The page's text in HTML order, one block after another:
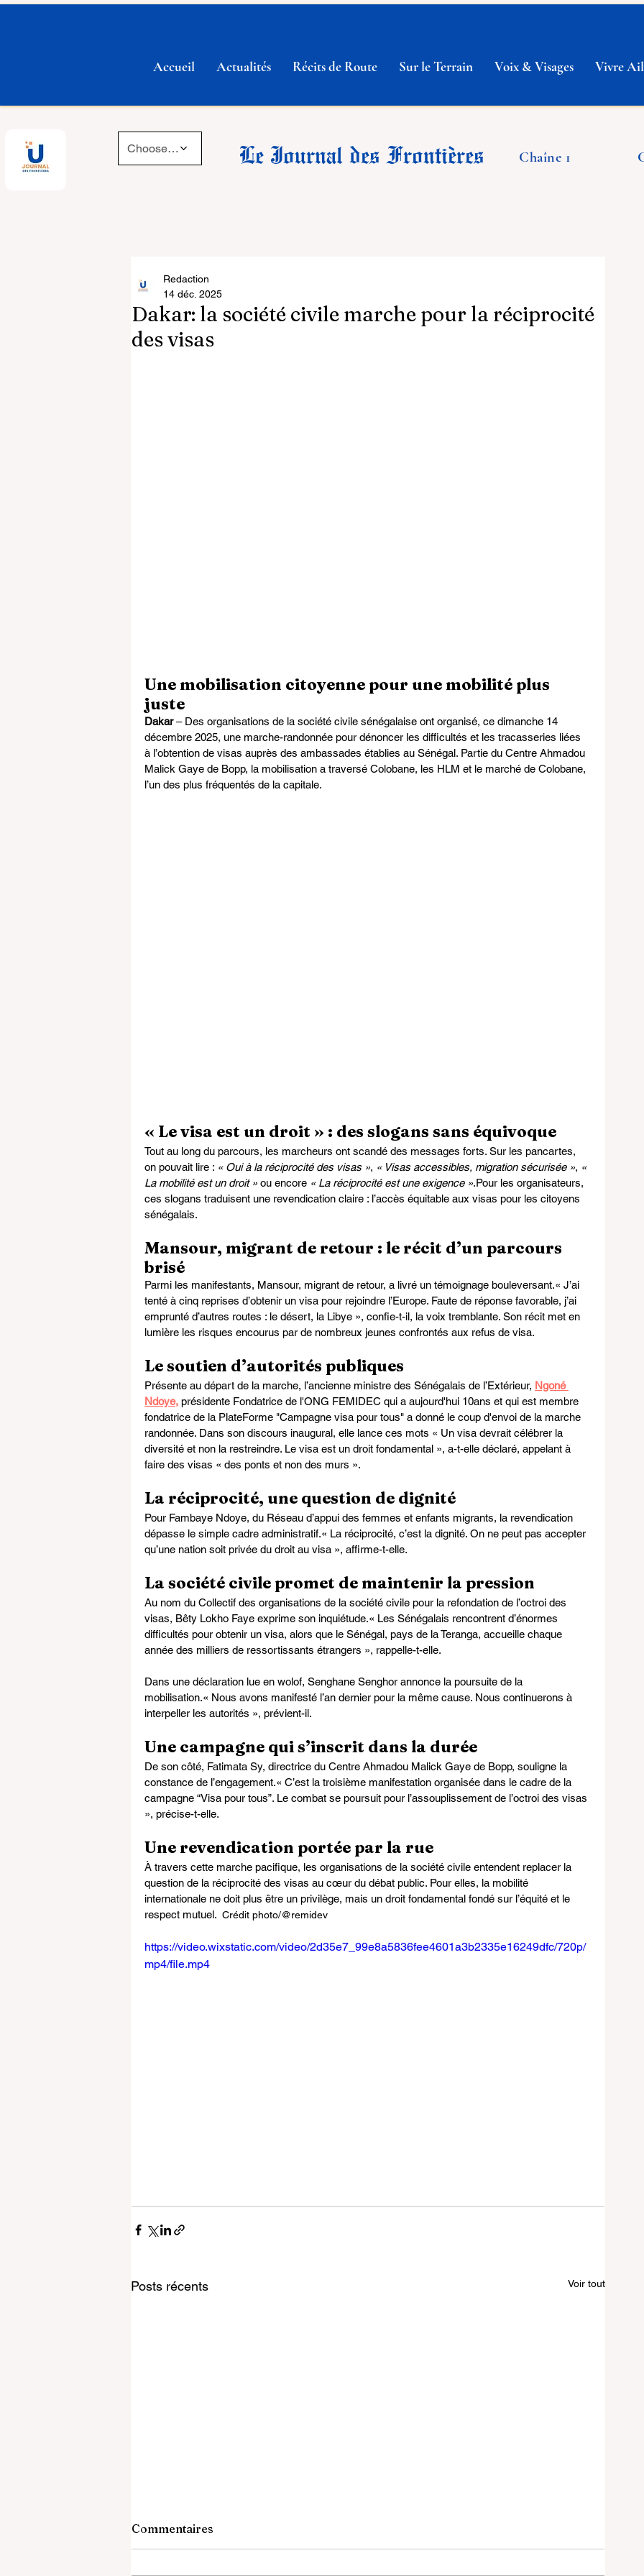
Accueil Actualités Récits de Route Sur le Terrain Voix & Visages Vivre
Choose a time Le Journal des Frontières Chaîne 1
Dakar: la société civile marche pour la réciprocité
des visas
Redaction
14 déc. 2025
Une mobilisation citoyenne pour une mobilité plus
juste
Dakar – Des organisations de la société civile sénégalaise ont organisé, ce dimanche 14
décembre 2025, une marche-randonnée pour dénoncer les difficultés et les tracasseries liées
à l’obtention de visas auprès des ambassades établies au Sénégal. Partie du Centre Ahmadou
Malick Gaye de Bopp, la mobilisation a traversé Colobane, les HLM et le marché de Colobane,
l’un des plus fréquentés de la capitale.
« Le visa est un droit » : des slogans sans équivoque
Tout au long du parcours, les marcheurs ont scandé des messages forts. Sur les pancartes,
on pouvait lire : « Oui à la réciprocité des visas », « Visas accessibles, migration sécurisée », «
La mobilité est un droit » ou encore « La réciprocité est une exigence ».Pour les organisateurs,
ces slogans traduisent une revendication claire : l’accès équitable aux visas pour les citoyens
sénégalais.
Mansour, migrant de retour : le récit d’un parcours
brisé
Parmi les manifestants, Mansour, migrant de retour, a livré un témoignage bouleversant.« J’ai
tenté à cinq reprises d’obtenir un visa pour rejoindre l’Europe. Faute de réponse favorable, j’ai
emprunté d’autres routes : le désert, la Libye », confie-t-il, la voix tremblante. Son récit met en
lumière les risques encourus par de nombreux jeunes confrontés aux refus de visa.
Le soutien d’autorités publiques
Présente au départ de la marche, l’ancienne ministre des Sénégalais de l’Extérieur, Ngoné
Ndoye, présidente Fondatrice de l'ONG FEMIDEC qui a aujourd'hui 10ans et qui est membre
fondatrice de la PlateForme "Campagne visa pour tous" a donné le coup d'envoi de la marche
randonnée. Dans son discours inaugural, elle lance ces mots « Un visa devrait célébrer la
diversité et non la restreindre. Le visa est un droit fondamental », a-t-elle déclaré, appelant à
faire des visas « des ponts et non des murs ».
La réciprocité, une question de dignité
Pour Fambaye Ndoye, du Réseau d’appui des femmes et enfants migrants, la revendication
dépasse le simple cadre administratif.« La réciprocité, c’est la dignité. On ne peut pas accepter
qu’une nation soit privée du droit au visa », affirme-t-elle.
La société civile promet de maintenir la pression
Au nom du Collectif des organisations de la société civile pour la refondation de l’octroi des
visas, Bêty Lokho Faye exprime son inquiétude.« Les Sénégalais rencontrent d’énormes
difficultés pour obtenir un visa, alors que le Sénégal, pays de la Teranga, accueille chaque
année des milliers de ressortissants étrangers », rappelle-t-elle.
Dans une déclaration lue en wolof, Senghane Senghor annonce la poursuite de la
mobilisation.« Nous avons manifesté l’an dernier pour la même cause. Nous continuerons à
interpeller les autorités », prévient-il.
Une campagne qui s’inscrit dans la durée
De son côté, Fatimata Sy, directrice du Centre Ahmadou Malick Gaye de Bopp, souligne la
constance de l’engagement.« C’est la troisième manifestation organisée dans le cadre de la
campagne “Visa pour tous”. Le combat se poursuit pour l’assouplissement de l’octroi des visas
», précise-t-elle.
Une revendication portée par la rue
À travers cette marche pacifique, les organisations de la société civile entendent replacer la
question de la réciprocité des visas au cœur du débat public. Pour elles, la mobilité
internationale ne doit plus être un privilège, mais un droit fondamental fondé sur l’équité et le
respect mutuel. Crédit photo/@remidev
https://video.wixstatic.com/video/2d35e7_99e8a5836fee4601a3b2335e16249dfc/720p/
mp4/file.mp4
Posts récents Voir tout
Commentaires